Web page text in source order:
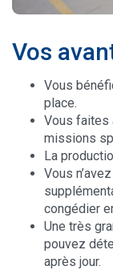
Vos
Vous
place.
Vous faites
missions
La
Vous
congédier
Une très
pouvez
après jour.